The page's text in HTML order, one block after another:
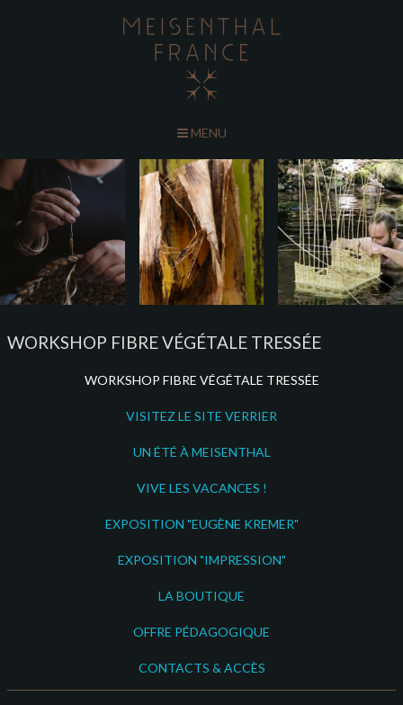
MENU
WORKSHOP FIBRE VÉGÉTALE TRESSÉE
WORKSHOP FIBRE VÉGÉTALE TRESSÉE
VISITEZ LE SITE VERRIER
UN ÉTÉ À MEISENTHAL
VIVE LES VACANCES !
EXPOSITION "EUGÈNE KREMER"
EXPOSITION "IMPRESSION"
LA BOUTIQUE
OFFRE PÉDAGOGIQUE
CONTACTS & ACCÈS